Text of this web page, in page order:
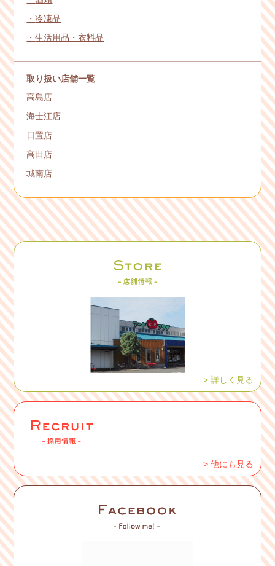
冷凍品
生活用品・衣料品
取り扱い店舗一覧
高島店
海士江店
日置店
高田店
城南店
> 詳しく見る
> 他にも見る